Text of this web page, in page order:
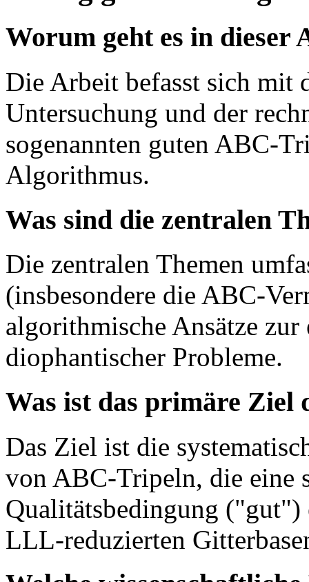
Worum geht es in dieser
Die Arbeit befasst sich mit
Untersuchung und der
sogenannten guten ABC-
Algorithmus.
Was sind die zentralen
Die zentralen Themen
(insbesondere die ABC-
algorithmische Ansätze
diophantischer Probleme.
Was ist das primäre Ziel
Das Ziel ist die
von ABC-Tripeln, die eine
Qualitätsbedingung
LLL-reduzierten